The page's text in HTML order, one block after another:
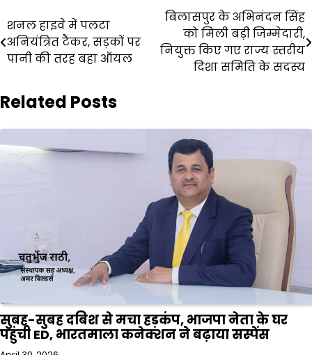
Post
navigation
शनल हाइवे में पलटा
अनियंत्रित टैंकर, सड़कों पर
पानी की तरह बहा ऑयल
बिलासपुर के अभिनंदन सिंह
को मिली बड़ी जिम्मेदारी,
नियुक्त किए गए राज्य स्तरीय
दिशा समिति के सदस्य
Related Posts
सुबह-सुबह दबिश से मचा हड़कंप, भाजपा नेता के घर
पहुंची ED, भारतमाला कनेक्शन ने बढ़ाया सस्पेंस